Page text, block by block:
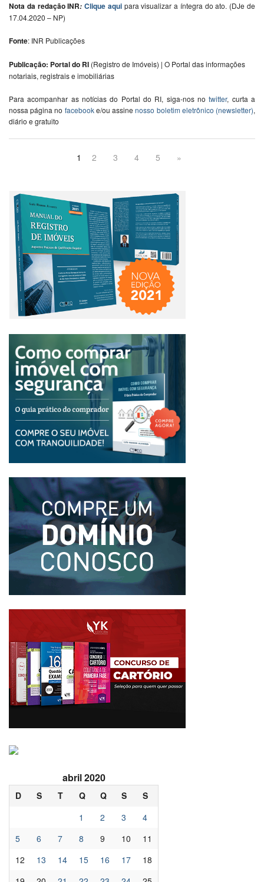
Nota da redação INR: Clique aquipara visualizar a íntegra do ato. (DJe de
17.04.2020 – NP)
Fonte: INR Publicações
Publicação: Portal do RI (Registro de Imóveis) | O Portal das informações
notariais, registrais e imobiliárias
Para acompanhar as notícias do Portal do RI, siga-nos notwitter, curta a
nossa página no facebooke/ou assinenosso boletim eletrônico (newsletter),
diário e gratuito
1 2 3 4 5 »
abril 2020
D S T Q Q S
S
1
2 3
4
5
6 7 8 9 10
11
12
13 14 15 16 17
18